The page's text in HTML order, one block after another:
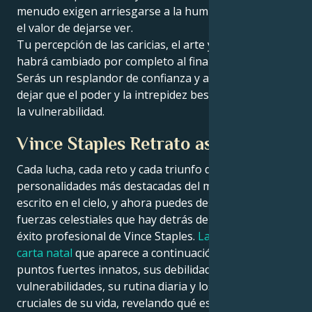
menudo exigen arriesgarse a la humillación, es decir,
el valor de dejarse ver.
Tu percepción de las caricias, el arte y las charadas
habrá cambiado por completo al final de este ciclo.
Serás un resplandor de confianza y autenticidad al
dejar que el poder y la intrepidez besen a la pasión y
la vulnerabilidad.
Vince Staples Retrato astrológico
Cada lucha, cada reto y cada triunfo de las
personalidades más destacadas del mundo está
escrito en el cielo, y ahora puedes descifrar las
fuerzas celestiales que hay detrás del encanto y el
éxito profesional de Vince Staples. La lectura de la
carta natal que aparece a continuación describe sus
puntos fuertes innatos, sus debilidades, sus
vulnerabilidades, su rutina diaria y los momentos
cruciales de su vida, revelando qué es exactamente lo